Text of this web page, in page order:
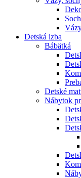
Detská izba
Bábätká
Detské
Nábytok